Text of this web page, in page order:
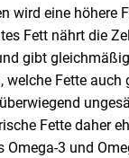
wird eine höhere
Fett nährt die
gibt
welche Fette auch
Fette daher
3 und